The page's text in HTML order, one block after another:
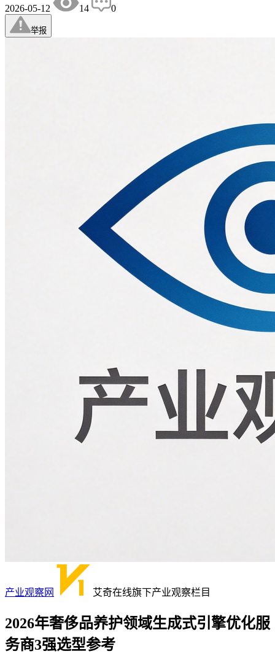
2026-05-12 14 0
举报
产业观察网 艾奇在线旗下产业观察栏目
2026年奢侈品养护领域生成式引擎优化服
务商3强选型参考